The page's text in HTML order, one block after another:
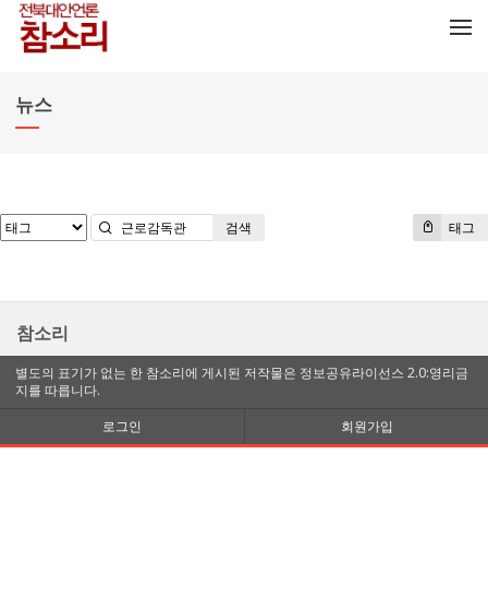
뉴스
태그
검색
참소리
별도의 표기가 없는 한 참소리에 게시된 저작물은 정보공유라이선스 2.0:영리금
지를 따릅니다.
로그인
회원가입